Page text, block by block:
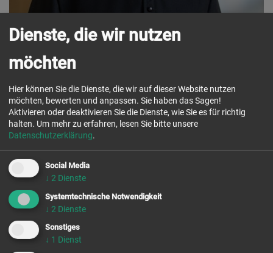
Funktion:Subprior, Magister der Kleriker und
Stiftskirche, Archivar, Beauftragter für die
Kunstsammlungen
Herkunft:Kleinweikersdorf (Erzdiözese Wien)
Eintritt:
Ewige Profess:
8. 9. 1987
Priesterweihe:
Namenstag:
Dienste, die wir nutzen
möchten
Hier können Sie die Dienste, die wir auf dieser Website nutzen
möchten, bewerten und anpassen. Sie haben das Sagen!
Aktivieren oder deaktivieren Sie die Dienste, wie Sie es für richtig
halten. Um mehr zu erfahren, lesen Sie bitte unsere
Datenschutzerklärung.
Social Media
↓ 2 Dienste
Systemtechnische Notwendigkeit
↓ 2 Dienste
Sonstiges
↓ 1 Dienst